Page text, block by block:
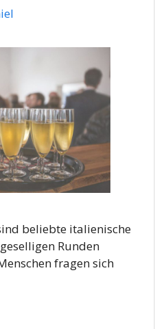
beliebte italienische
Runden
fragen sich